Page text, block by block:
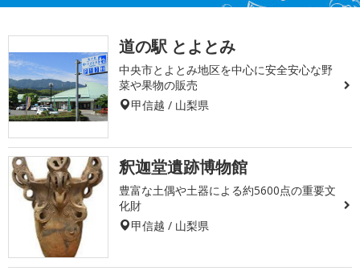
道の駅 とよとみ
中央市とよとみ地区を中心に安全安心な野
菜や果物の販売
甲信越 / 山梨県
釈迦堂遺跡博物館
豊富な土偶や土器による約5600点の重要文
化財
甲信越 / 山梨県